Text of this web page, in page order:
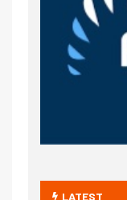
LATEST